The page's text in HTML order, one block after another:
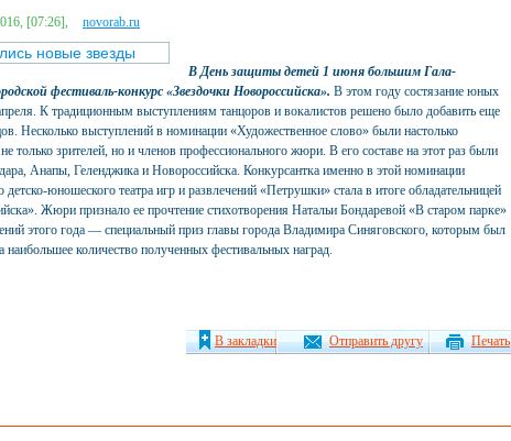
[07:26], novorab.ru
В День защиты детей 1 июня большим Гала-
фестиваль-конкурс «Звездочки Новороссийска». В этом году состязание юных
К традиционным выступлениям танцоров и вокалистов решено было добавить еще
Несколько выступлений в номинации «Художественное слово» были настолько
только зрителей, но и членов профессионального жюри. В его составе на этот раз были
Анапы, Геленджика и Новороссийска. Конкурсантка именно в этой номинации
юношеского театра игр и развлечений «Петрушки» стала в итоге обладательницей
Жюри признало ее прочтение стихотворения Натальи Бондаревой «В старом парке»
этого года — специальный приз главы города Владимира Синяговского, которым был
наибольшее количество полученных фестивальных наград.
В закладки Отправить другу Печать